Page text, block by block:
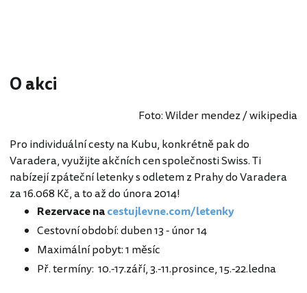
O akci
Foto: Wilder mendez / wikipedia
Pro individuální cesty na Kubu, konkrétně pak do
Varadera, využijte akčních cen společnosti Swiss. Ti
nabízejí zpáteční letenky s odletem z Prahy do Varadera
za 16.068 Kč, a to až do února 2014!
Rezervace nacestujlevne.com/letenky
Cestovní období: duben 13 - únor 14
Maximální pobyt: 1 měsíc
Př. termíny: 10.-17.září, 3.-11.prosince, 15.-22.ledna